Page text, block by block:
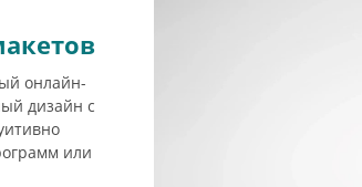
онлайн-
дизайн с
или